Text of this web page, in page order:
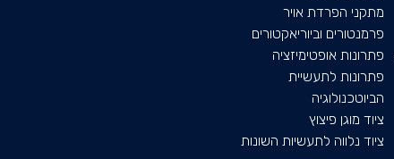
מתקני הפרדת אויר
פרמנטורים וביוריאקטורים
פתרונות אופטימיזציה
פתרונות לתעשיית
הביוטכנולוגיה
ציוד מוגן פיצוץ
ציוד נלווה לתעשיות השונות